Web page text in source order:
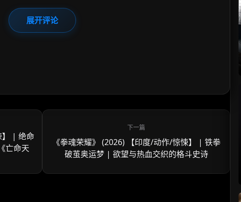
展开评论
】 | 绝命
亡命天
《拳魂荣耀》 (2026) 【印度/动作/惊悚】 | 铁拳
破茧奥运梦 | 欲望与热血交织的格斗史诗